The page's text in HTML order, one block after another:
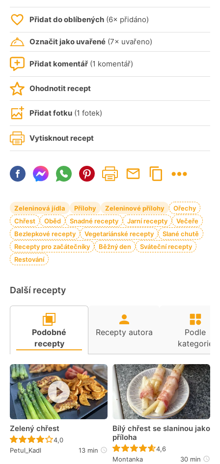
Přidat do oblíbených (6× přidáno)
Označit jako uvařené (7× uvařeno)
Přidat komentář (1 komentář)
Ohodnotit recept
Přidat fotku (1 fotek)
Vytisknout recept
Zeleninová jídla Přílohy Zeleninové přílohy
Ořechy
Chřest
Oběd Snadné recepty Jarní recepty
Večeře
Bezlepkové recepty
Vegetariánské recepty
Slané chutě
Recepty pro začátečníky
Běžný den
Sváteční recepty
Restování
Další recepty
Podobné
recepty
Recepty autora
Podle
kategorie
Zelený chřest
Recept ještě nebyl hodnocen
4,0
Petul_Kadl
13 min
Bílý chřest se slaninou jako
příloha
Recept ještě nebyl
4,6
Montanka
30 min